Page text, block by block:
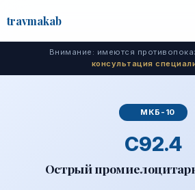
travmakab
Внимание: имеются
консультация
МКБ-10
C92.4
Острый